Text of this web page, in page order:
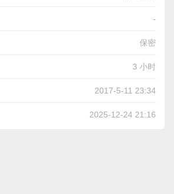
-
保密
3 小时
2017-5-11 23:34
2025-12-24 21:16